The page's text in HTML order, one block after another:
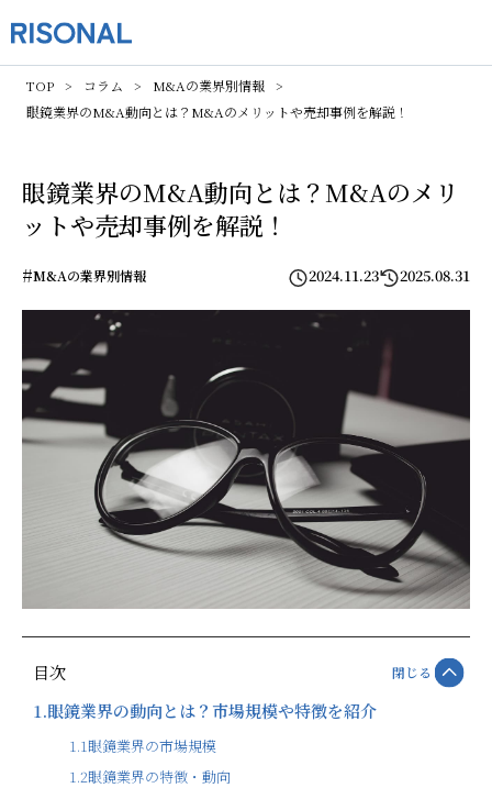
TOP コラム
M&Aの業界別情報
眼鏡業界のM&A動向とは？M&Aのメリットや売却事例を解説！
眼鏡業界のM&A動向とは？M&Aのメリ
ットや売却事例を解説！
#M&Aの業界別情報 2024.11.23 2025.08.31
目次 閉じる
1.眼鏡業界の動向とは？市場規模や特徴を紹介
1.1眼鏡業界の市場規模
1.2眼鏡業界の特徴・動向